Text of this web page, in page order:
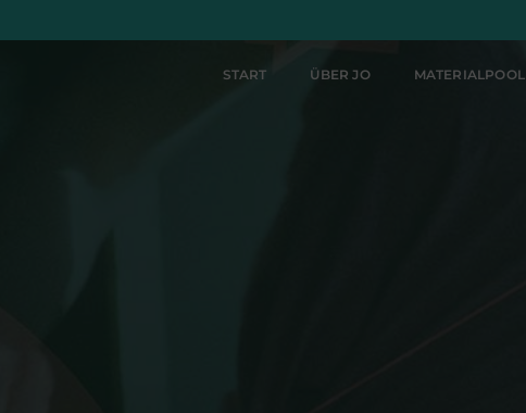
START ÜBER JO MATERIALPOOL